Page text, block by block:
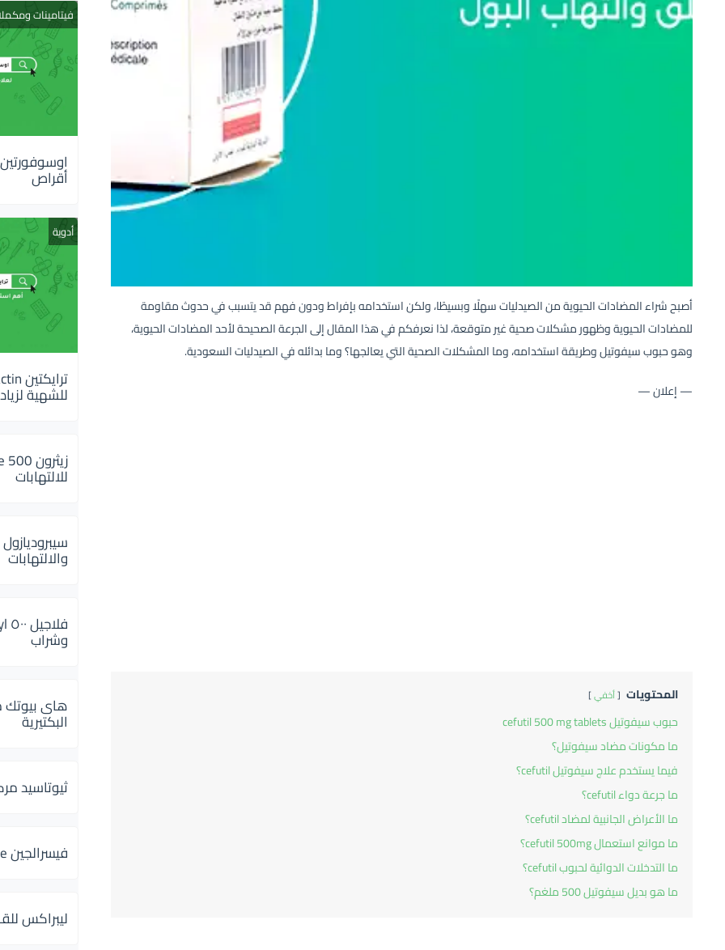
أصبح شراء المضادات الحيوية من الصيدليات سهلًا وبسيطًا، ولكن استخدامه بإفراط ودون فهم قد يتسبب في حدوث مقاومة
للمضادات الحيوية وظهور مشكلات صحية غير متوقعة، لذا نعرفكم في هذا المقال إلى الجرعة الصحيحة لأحد المضادات الحيوية،
وهو حبوب سيفوتيل وطريقة استخدامه، وما المشكلات الصحية التي يعالجها؟ وما بدائله في الصيدليات السعودية.
— إعلان —
المحتويات أخفي
حبوب سيفوتيل cefutil 500 mg tablets
ما مكونات مضاد سيفوتيل؟
فيما يستخدم علاج سيفوتيل cefutil؟
ما جرعة دواء cefutil؟
ما الأعراض الجانبية لمضاد cefutil؟
ما موانع استعمال cefutil 500mg؟
ما التدخلات الدوائية لحبوب cefutil؟
ما هو بديل سيفوتيل 500 ملغم؟
فيتامينات
أقراص
أدوية
للشهية
للالتهابات
والالتهابات
وشراب
هاى
البكتيرية
ثيوتاسيد مركب 600 و 300
فيسرالجين Visceralgine لآلام الجهاز الهضمى
ليبراكس